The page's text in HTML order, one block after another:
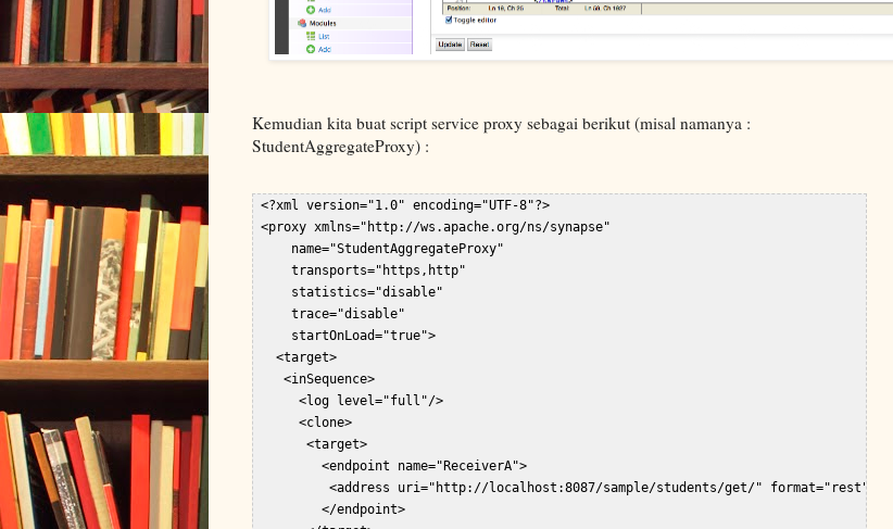
Kemudian kita buat script service proxy sebagai berikut (misal namanya :
StudentAggregateProxy) :
<?xml version="1.0" encoding="UTF-8"?>
<proxy xmlns="http://ws.apache.org/ns/synapse"
     name="StudentAggregateProxy"
     transports="https,http"
     statistics="disable"
     trace="disable"
     startOnLoad="true">
   <target>
    <inSequence>
      <log level="full"/>
      <clone>
       <target>
         <endpoint name="ReceiverA">
          <address uri="http://localhost:8087/sample/students/get/" format="rest"/>
         </endpoint>